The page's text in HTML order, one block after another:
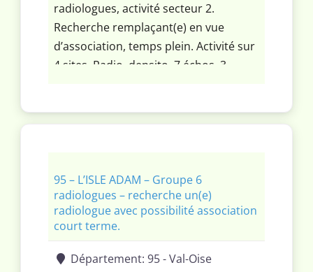
radiologues, activité secteur 2.
Recherche remplaçant(e) en vue
d’association, temps plein. Activité sur
4 sites. Radio, densito, 7 échos, 3
Autorisation pour 2 IRM et 1 scan
95 – L’ISLE ADAM – Groupe 6
radiologues – recherche un(e)
radiologue avec possibilité association
court terme.
Département: 95 - Val-Oise